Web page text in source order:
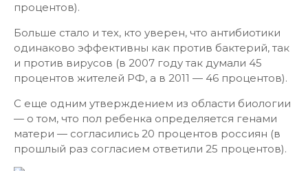
процентов).
Больше стало и тех, кто уверен, что антибиотики
одинаково эффективны как против бактерий, так
и против вирусов (в 2007 году так думали 45
процентов жителей РФ, а в 2011 — 46 процентов).
С еще одним утверждением из области биологии
— о том, что пол ребенка определяется генами
матери — согласились 20 процентов россиян (в
прошлый раз согласием ответили 25 процентов).